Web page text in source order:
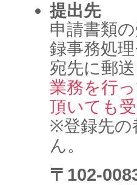
提出先
申請書類
録事務処
宛先に郵
業務を行
頂いても
※登録先の
ん。
〒102-